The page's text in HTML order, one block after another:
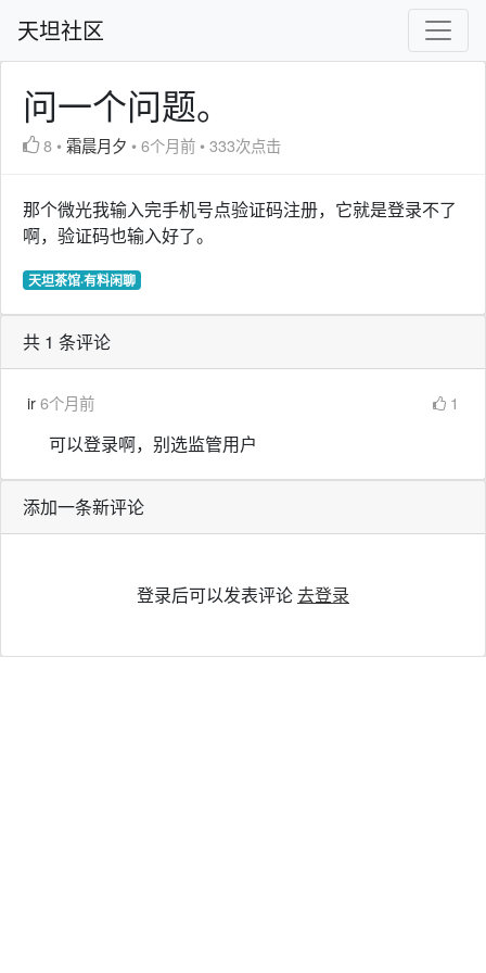
天坦社区
问一个问题。
8 • 霜晨月夕 •6个月前 •333次点击
那个微光我输入完手机号点验证码注册，它就是登录不了
啊，验证码也输入好了。
天坦茶馆·有料闲聊
共 1 条评论
ir6个月前 1
可以登录啊，别选监管用户
添加一条新评论
登录后可以发表评论去登录